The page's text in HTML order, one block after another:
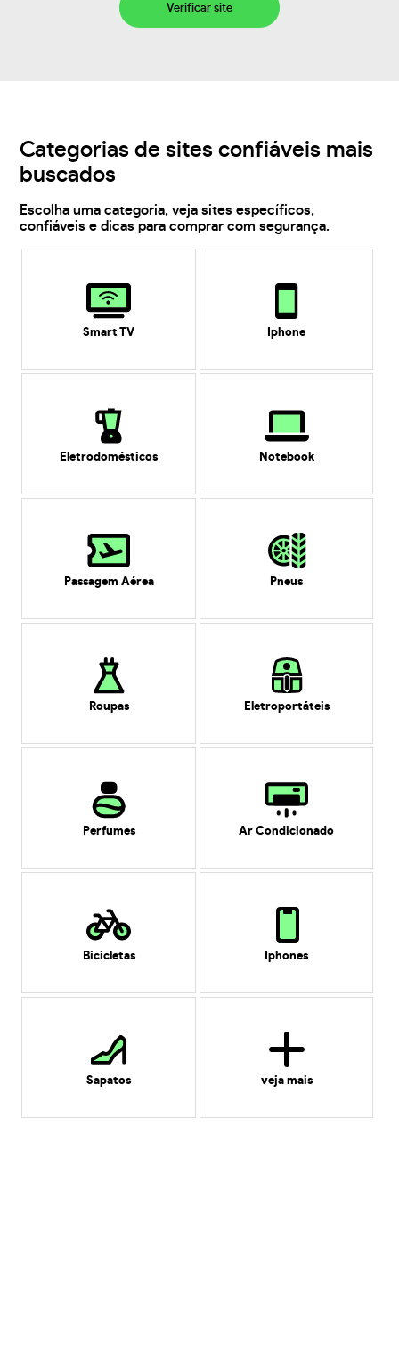
Verificar site
Categorias de sites confiáveis mais
buscados
Escolha uma categoria, veja sites específicos,
confiáveis e dicas para comprar com segurança.
Smart TV Iphone
Eletrodomésticos Notebook
Passagem Aérea Pneus
Roupas Eletroportáteis
Perfumes Ar Condicionado
Bicicletas Iphones
Sapatos veja mais